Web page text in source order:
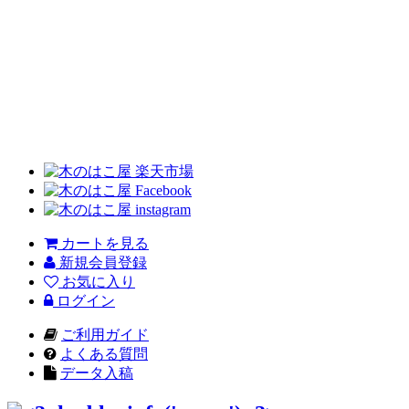
カートを見る
新規会員登録
お気に入り
ログイン
ご利用ガイド
よくある質問
データ入稿